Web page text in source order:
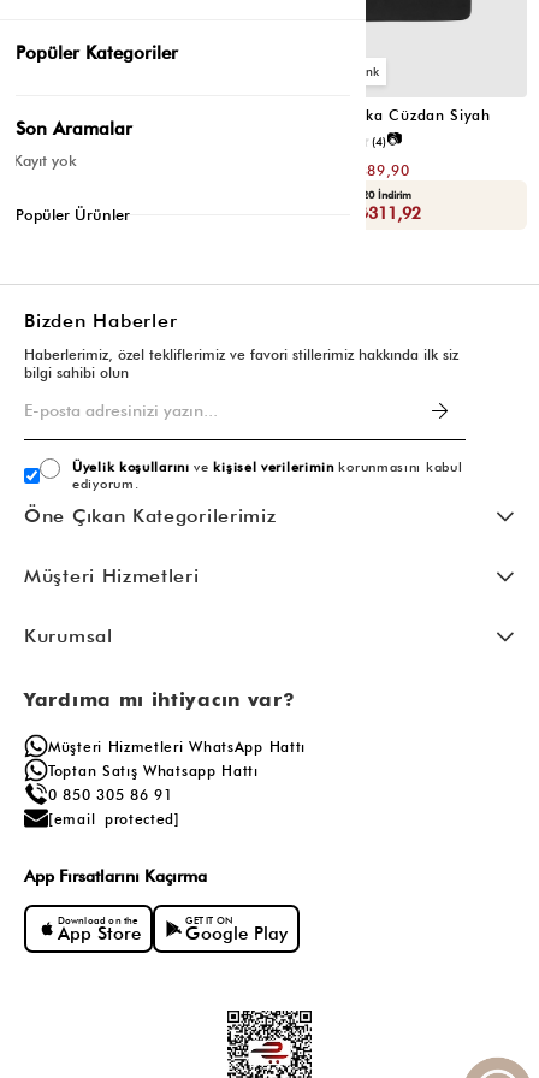
📷
₺299,80
Sepette : ₺119,92
Portföy Tabaka Cüzdan Siyah
(4)📷
₺389,90
Yaza Özel Ek %20 İndirim
Sepette : ₺311,92
Bizden Haberler
Haberlerimiz, özel tekliflerimiz ve favori stillerimiz hakkında ilk siz
bilgi sahibi olun
Üyelik koşullarını vekişisel verileriminkorunmasını kabul
ediyorum.
Öne Çıkan Kategorilerimiz
Müşteri Hizmetleri
Kurumsal
Yardıma mı ihtiyacın var?
Müşteri Hizmetleri WhatsApp Hattı
Toptan Satış Whatsapp Hattı
0 850 305 86 91
[email protected]
App Fırsatlarını Kaçırma
Download on the
App Store
GET IT ON
Google Play
Popüler Kategoriler
Son Aramalar
Kayıt yok
Popüler Ürünler